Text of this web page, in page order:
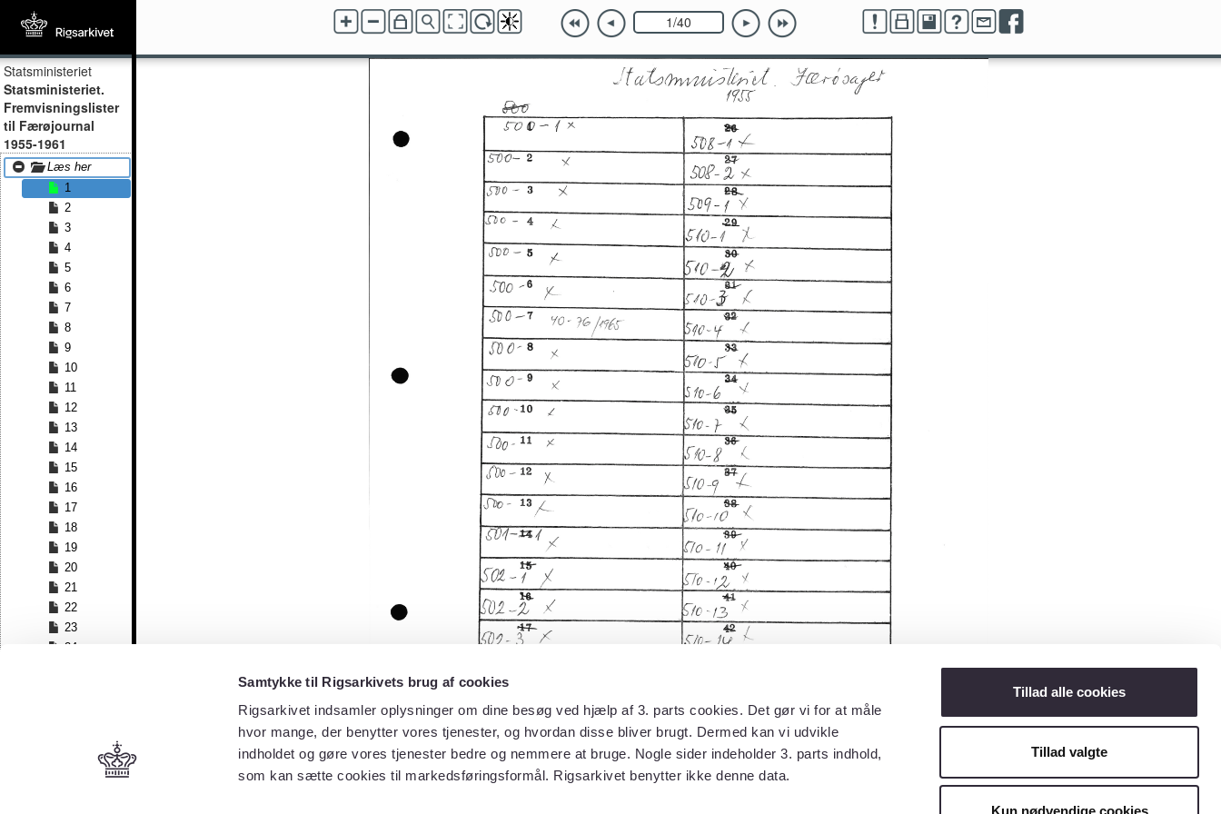
Samtykke til Rigsarkivets brug af cookies
Rigsarkivet indsamler oplysninger om dine besøg ved hjælp af 3. parts cookies. Det gør vi for at måle
hvor mange, der benytter vores tjenester, og hvordan disse bliver brugt. Dermed kan vi udvikle
indholdet og gøre vores tjenester bedre og nemmere at bruge. Nogle sider indeholder 3. parts indhold,
som kan sætte cookies til markedsføringsformål. Rigsarkivet benytter ikke denne data.
Tillad alle cookies
Tillad valgte
Kun nødvendige cookies
Statsministeriet
Statsministeriet.
Fremvisningslister
til Færøjournal
1955-1961
Læs her
1
2
3
4
5
6
7
8
9
10
11
12
13
14
15
16
17
18
19
20
21
22
23
24